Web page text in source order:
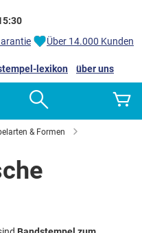
Über 14.000 Kunden
lexikon
über uns
& Formen